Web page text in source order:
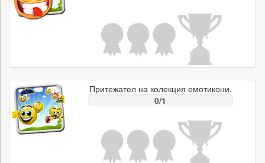
Притежател на колекция емотикони.
0/1